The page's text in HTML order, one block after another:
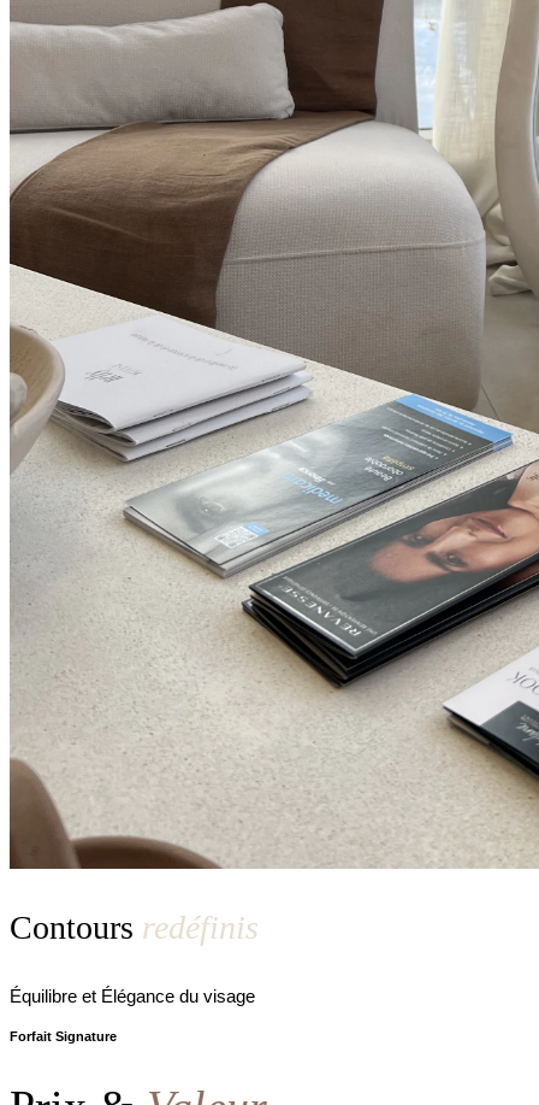
Contours redéfinis
Équilibre et Élégance du visage
Forfait Signature